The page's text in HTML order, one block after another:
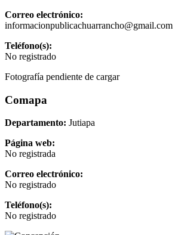
Correo electrónico:
informacionpublicachuarrancho@gmail.com
Teléfono(s):
No registrado
Fotografía pendiente de cargar
Comapa
Departamento: Jutiapa
Página web:
No registrada
Correo electrónico:
No registrado
Teléfono(s):
No registrado